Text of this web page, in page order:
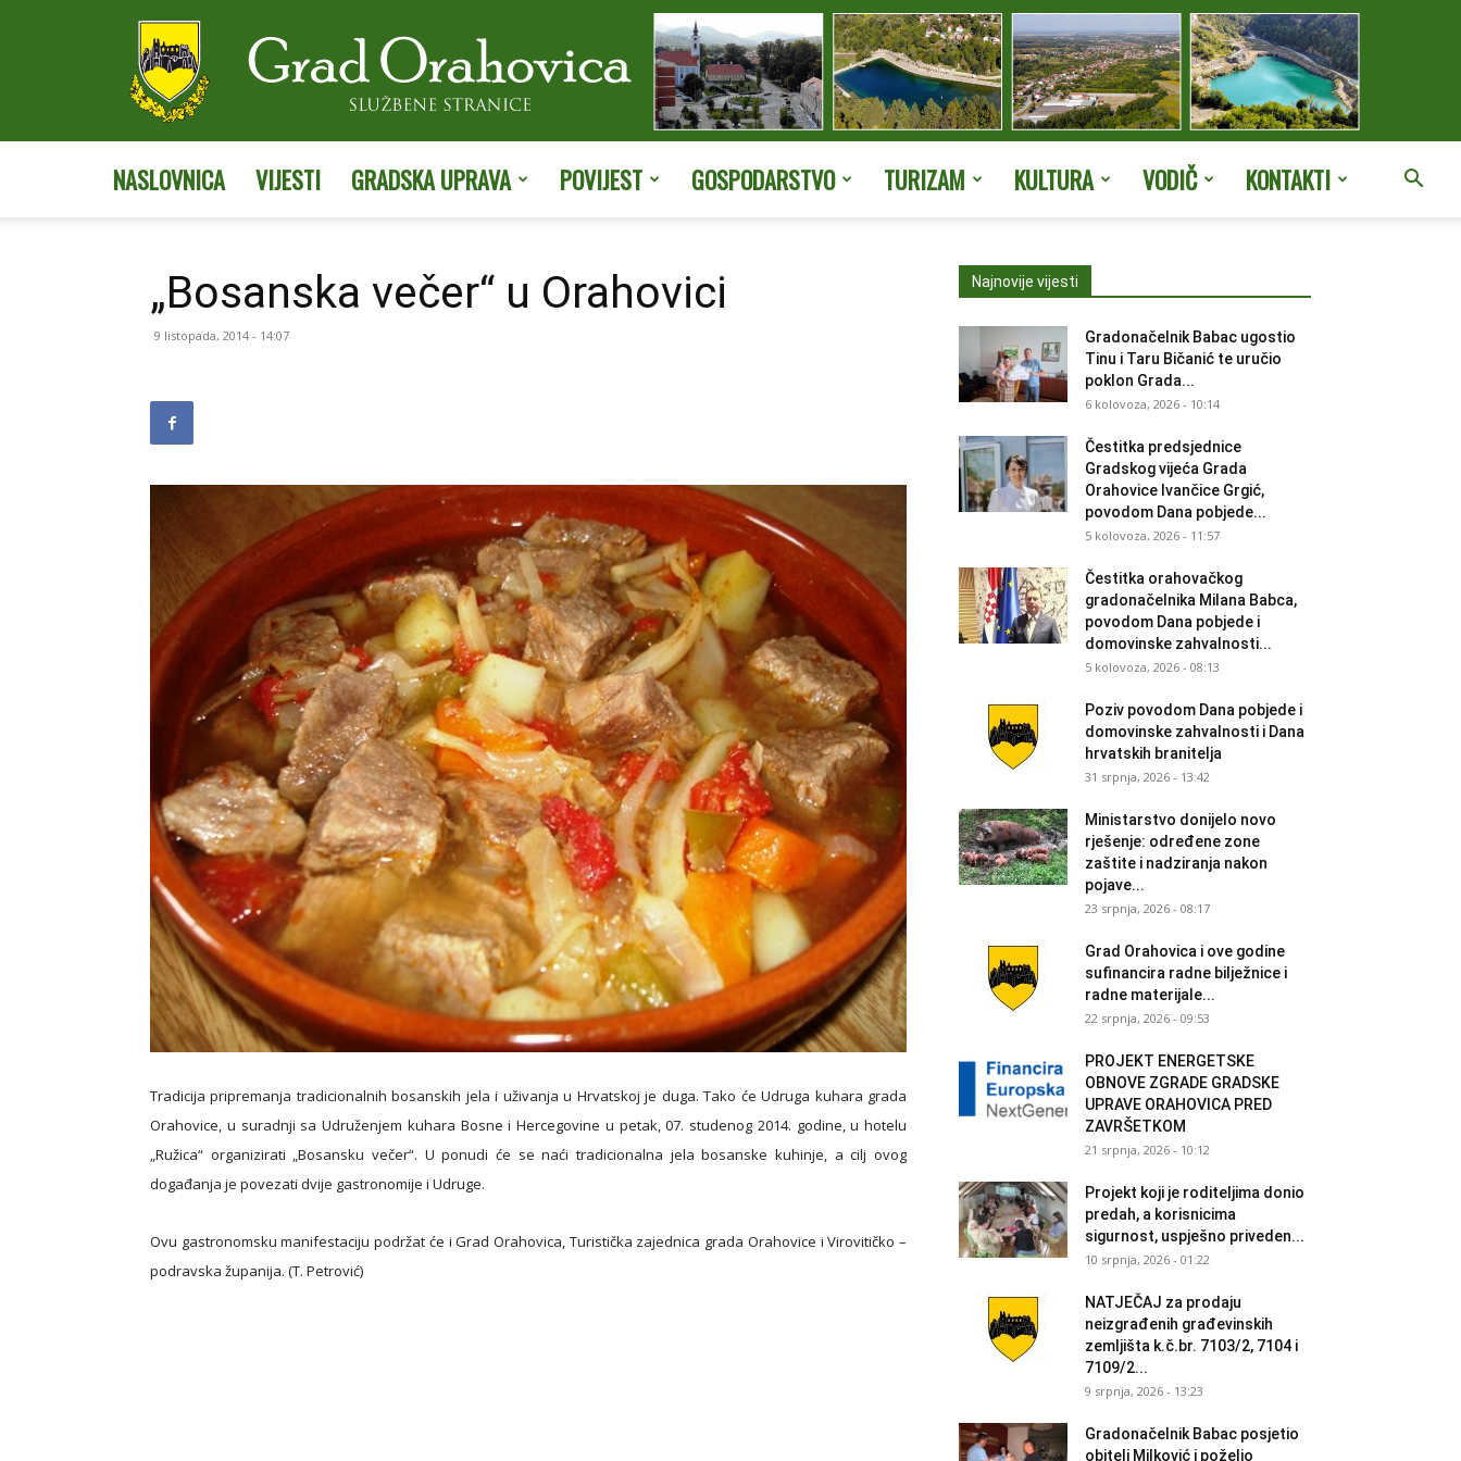
Grada
Orahovice
NASLOVNICA VIJESTI GRADSKA UPRAVA POVIJEST GOSPODARSTVO TURIZAM KULTURA VODIČ KONTAKTI
„Bosanska večer“ u Orahovici
9 listopada, 2014 - 14:07
Tradicija pripremanja tradicionalnih bosanskih jela i uživanja u Hrvatskoj je duga. Tako će Udruga kuhara grada
Orahovice, u suradnji sa Udruženjem kuhara Bosne i Hercegovine u petak, 07. studenog 2014. godine, u hotelu
„Ružica“ organizirati „Bosansku večer“. U ponudi će se naći tradicionalna jela bosanske kuhinje, a cilj ovog
događanja je povezati dvije gastronomije i Udruge.
Ovu gastronomsku manifestaciju podržat će i Grad Orahovica, Turistička zajednica grada Orahovice i Virovitičko –
podravska županija. (T. Petrović)
Najnovije vijesti
Gradonačelnik Babac ugostio
Tinu i Taru Bičanić te uručio
poklon Grada...
6 kolovoza, 2026 - 10:14
Čestitka predsjednice
Gradskog vijeća Grada
Orahovice Ivančice Grgić,
povodom Dana pobjede...
5 kolovoza, 2026 - 11:57
Čestitka orahovačkog
gradonačelnika Milana Babca,
povodom Dana pobjede i
domovinske zahvalnosti...
5 kolovoza, 2026 - 08:13
Poziv povodom Dana pobjede i
domovinske zahvalnosti i Dana
hrvatskih branitelja
31 srpnja, 2026 - 13:42
Ministarstvo donijelo novo
rješenje: određene zone
zaštite i nadziranja nakon
pojave...
23 srpnja, 2026 - 08:17
Grad Orahovica i ove godine
sufinancira radne bilježnice i
radne materijale...
22 srpnja, 2026 - 09:53
PROJEKT ENERGETSKE
OBNOVE ZGRADE GRADSKE
UPRAVE ORAHOVICA PRED
ZAVRŠETKOM
21 srpnja, 2026 - 10:12
Projekt koji je roditeljima donio
predah, a korisnicima
sigurnost, uspješno priveden...
10 srpnja, 2026 - 01:22
NATJEČAJ za prodaju
neizgrađenih građevinskih
zemljišta k.č.br. 7103/2, 7104 i
7109/2...
9 srpnja, 2026 - 13:23
Gradonačelnik Babac posjetio
obitelj Milković i poželio